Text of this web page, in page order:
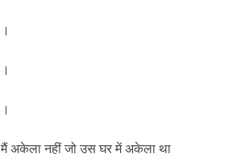
।
।
।
मैं अकेला नहीं जो उस घर में अकेला था